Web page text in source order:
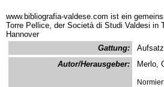
www.bibliografia-valdese.com ist ein
Torre Pellice, der Società di Studi Valdesi in
Hannover
Gattung:
Aufsatz
Autor/Herausgeber:
Merlo,